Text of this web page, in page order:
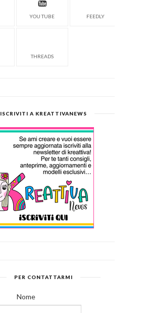
YOU TUBE FEEDLY
THREADS
ISCRIVITI A KREATTIVANEWS
PER CONTATTARMI
Nome